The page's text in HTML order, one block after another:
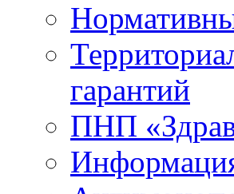
гарантий
ПНП